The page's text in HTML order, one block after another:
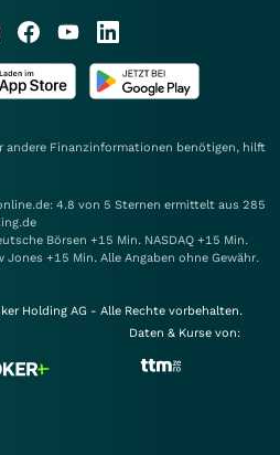
andere Finanzinformationen benötigen, hilft
4.8 von 5 Sternen ermittelt aus 285
Börsen +15 Min. NASDAQ +15 Min.
Jones +15 Min. Alle Angaben ohne Gewähr.
Holding AG - Alle Rechte vorbehalten.
Daten & Kurse von: